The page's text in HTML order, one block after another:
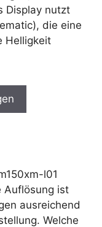
Display nutzt
die eine
Helligkeit
l01
Auflösung ist
ausreichend
Welche